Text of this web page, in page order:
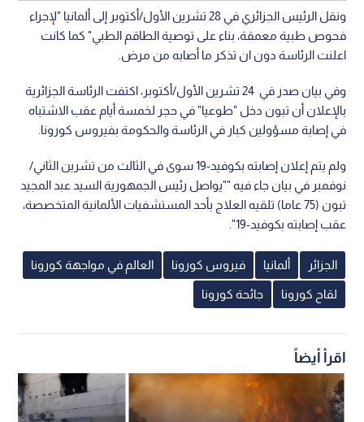
ونقل الرئيس الجزائري في 28 تشرين الأول/أكتوبر إلى ألمانيا "لإجراء
فحوص طبية معمقة، بناء على توصية الطاقم الطبي" كما كانت
اعلنت الرئاسة دون ان تذكر ما أصابه من مرض.
وفي بيان صدر في 24 تشرين الأول/أكتوبر، اكتفت الرئاسة الجزائرية
بالإعلان أن تبون دخل "طوعيا" في حجر لخمسة أيام عقب الاشتباه
في إصابة مسؤولين كبار في الرئاسة والحكومة بفيروس كورونا.
ولم يتم إعلان إصابته بكوفيد-19 سوى في الثالث من تشرين الثاني/
نوفمبر في بيان جاء فيه ""يواصل رئيس الجمهورية السيد عبد المجيد
تبون (75 عاما) تلقيه العلاج بأحد المستشفيات الألمانية المتخصصة،
عقب إصابته بكوفيد-19".
الجزائر ألمانيا فيروس كورونا العالم في مواجهة كورونا
لقاح كورونا جائحة كورونا
اقرأ أيضاً